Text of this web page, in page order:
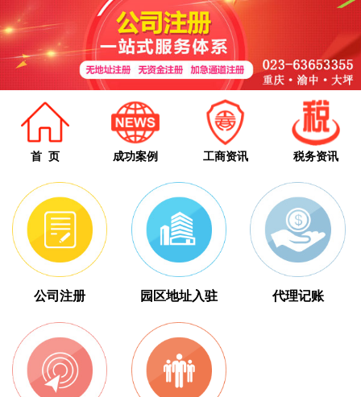
首 页 成功案例 工商资讯 税务资讯
公司注册 园区地址入驻 代理记账